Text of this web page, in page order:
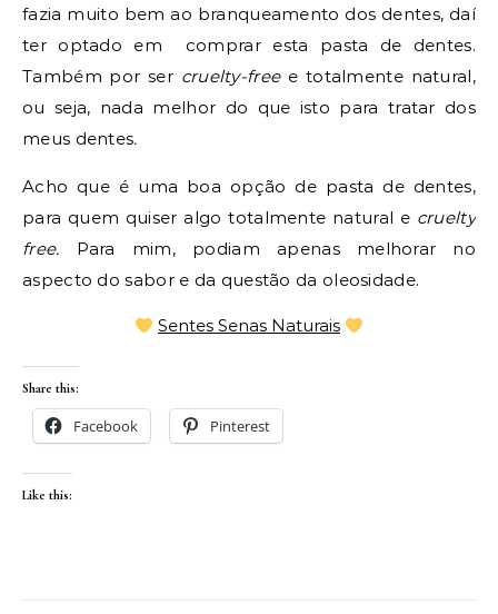
fazia muito bem ao branqueamento dos dentes, daí
ter optado em comprar esta pasta de dentes.
Também por ser cruelty-freee totalmente natural,
ou seja, nada melhor do que isto para tratar dos
meus dentes.
Acho que é uma boa opção de pasta de dentes,
para quem quiser algo totalmente natural e cruelty
free. Para mim, podiam apenas melhorar no
aspecto do sabor e da questão da oleosidade.
Sentes Senas Naturais
Share this:
Facebook Pinterest
Like this: